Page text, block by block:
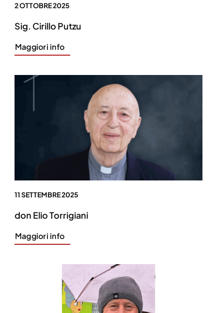
2 OTTOBRE 2025
Sig. Cirillo Putzu
Maggiori info
11 SETTEMBRE 2025
don Elio Torrigiani
Maggiori info